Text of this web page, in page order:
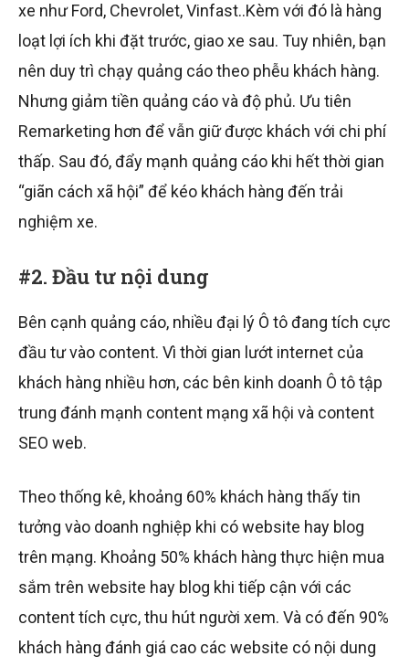
xe như Ford, Chevrolet, Vinfast..Kèm với đó là hàng
loạt lợi ích khi đặt trước, giao xe sau. Tuy nhiên, bạn
nên duy trì chạy quảng cáo theo phễu khách hàng.
Nhưng giảm tiền quảng cáo và độ phủ. Ưu tiên
Remarketing hơn để vẫn giữ được khách với chi phí
thấp. Sau đó, đẩy mạnh quảng cáo khi hết thời gian
“giãn cách xã hội” để kéo khách hàng đến trải
nghiệm xe.
#2. Đầu tư nội dung
Bên cạnh quảng cáo, nhiều đại lý Ô tô đang tích cực
đầu tư vào content. Vì thời gian lướt internet của
khách hàng nhiều hơn, các bên kinh doanh Ô tô tập
trung đánh mạnh content mạng xã hội và content
SEO web.
Theo thống kê, khoảng 60% khách hàng thấy tin
tưởng vào doanh nghiệp khi có website hay blog
trên mạng. Khoảng 50% khách hàng thực hiện mua
sắm trên website hay blog khi tiếp cận với các
content tích cực, thu hút người xem. Và có đến 90%
khách hàng đánh giá cao các website có nội dung